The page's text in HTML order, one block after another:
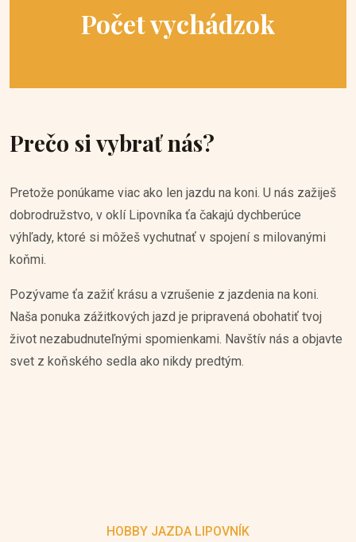
Počet vychádzok
Prečo si vybrať nás?
Pretože ponúkame viac ako len jazdu na koni. U nás zažiješ
dobrodružstvo, v oklí Lipovníka ťa čakajú dychberúce
výhľady, ktoré si môžeš vychutnať v spojení s milovanými
koňmi.
Pozývame ťa zažiť krásu a vzrušenie z jazdenia na koni.
Naša ponuka zážitkových jazd je pripravená obohatiť tvoj
život nezabudnuteľnými spomienkami. Navštív nás a objavte
svet z koňského sedla ako nikdy predtým.
HOBBY JAZDA LIPOVNÍK